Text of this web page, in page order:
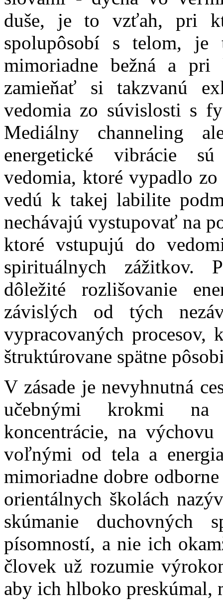
duše, je to vzťah, pri
spolupôsobí s telom, je
mimoriadne bežná a pri
zamieňať si takzvanú
vedomia zo súvislosti s
Mediálny channeling
energetické vibrácie
vedomia, ktoré vypadlo
vedú k takej labilite
nechávajú vystupovať na
ktoré vstupujú do
spirituálnych zážitkov.
dôležité rozlišovanie
závislých od tých
vypracovaných procesov,
štruktúrovane spätne
V zásade je nevyhnutná
učebnými krokmi na
koncentrácie, na
voľnými od tela a
mimoriadne dobre
orientálnych školách
skúmanie duchovných
písomností, a nie ich
človek už rozumie
aby ich hlboko